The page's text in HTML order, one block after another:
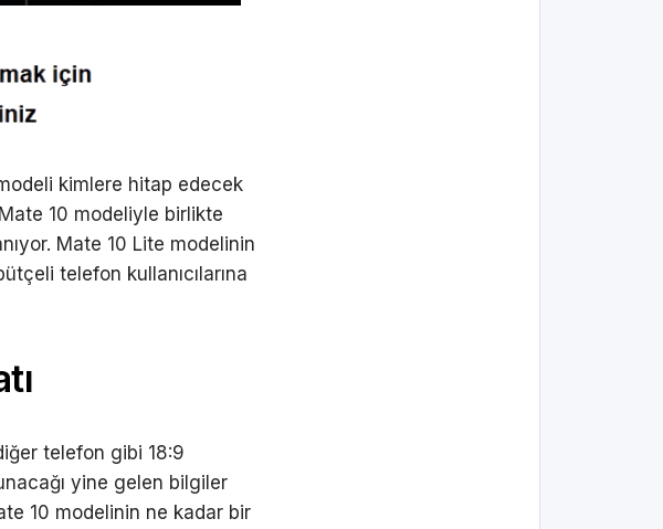
kimlere hitap edecek
10 modeliyle birlikte
Mate 10 Lite modelinin
telefon kullanıcılarına
telefon gibi 18:9
yine gelen bilgiler
10 modelinin ne kadar bir